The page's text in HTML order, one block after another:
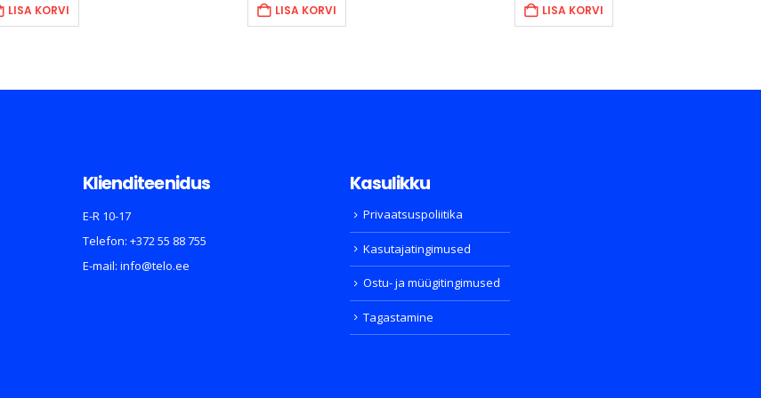
189.00€.
LISA KORVI 19.90€.
LISA KORVI 69.90€.
LISA KORVI
Klienditeenidus
E-R 10-17
Telefon: +372 55 88 755
E-mail: info@telo.ee
Kasulikku
Privaatsuspoliitika
Kasutajatingimused
Ostu- ja müügitingimused
Tagastamine